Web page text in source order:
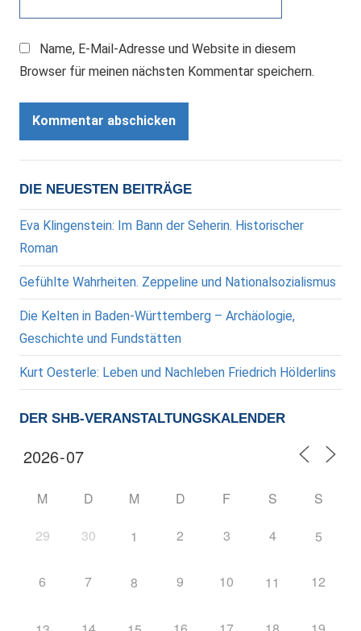
Name, E-Mail-Adresse und Website in diesem
Browser für meinen nächsten Kommentar speichern.
DIE NEUESTEN BEITRÄGE
Eva Klingenstein: Im Bann der Seherin. Historischer
Roman
Gefühlte Wahrheiten. Zeppeline und Nationalsozialismus
Die Kelten in Baden-Württemberg – Archäologie,
Geschichte und Fundstätten
Kurt Oesterle: Leben und Nachleben Friedrich Hölderlins
DER SHB-VERANSTALTUNGSKALENDER
M D M D F S S
29 30 1 2 3 4 5
6 7 8 9 10 11 12